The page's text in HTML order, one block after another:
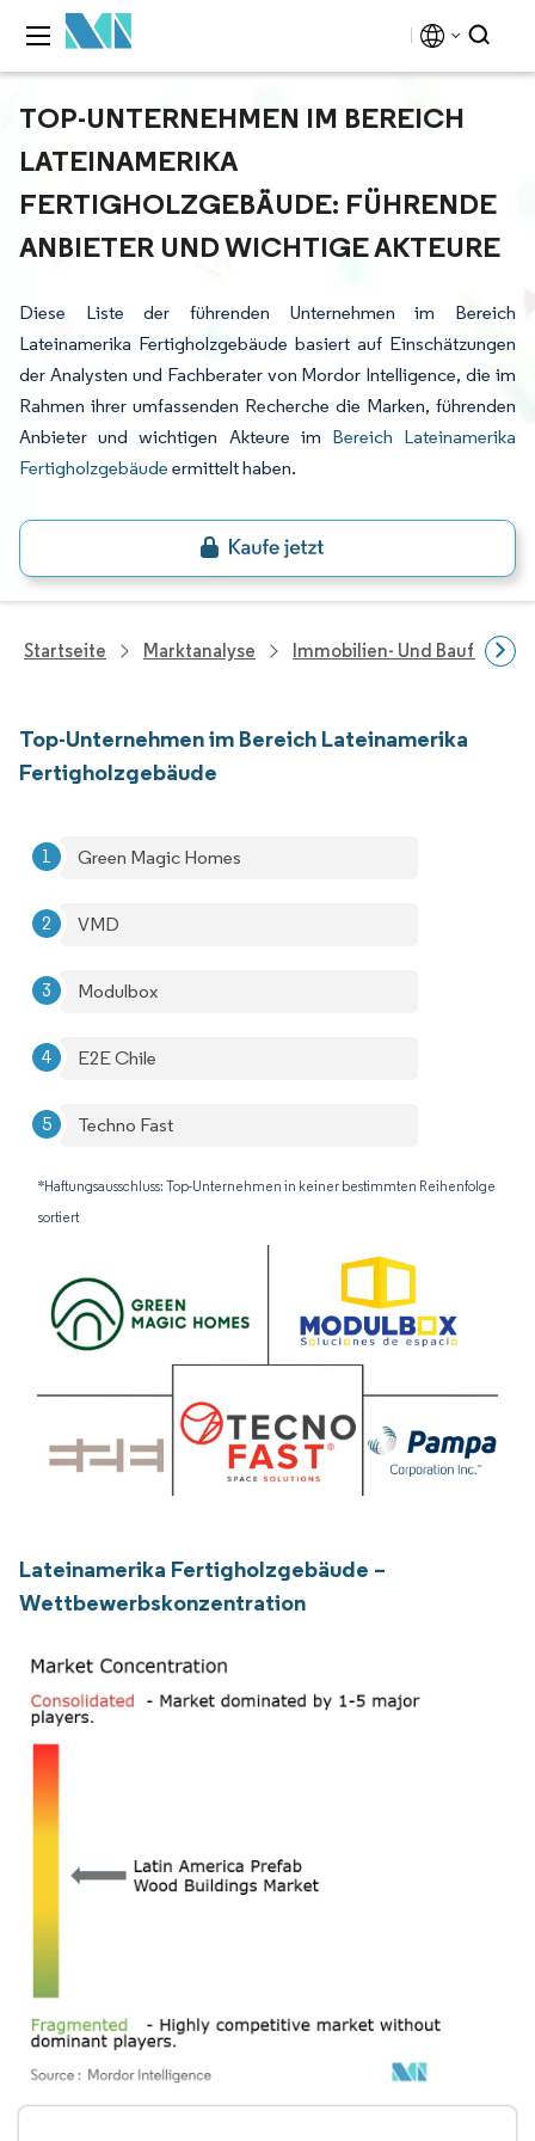
TOP-UNTERNEHMEN IM BEREICH
LATEINAMERIKA
FERTIGHOLZGEBÄUDE: FÜHRENDE
ANBIETER UND WICHTIGE AKTEURE
Diese Liste der führenden Unternehmen im Bereich
Lateinamerika Fertigholzgebäude basiert auf Einschätzungen
der Analysten und Fachberater von Mordor Intelligence, die im
Rahmen ihrer umfassenden Recherche die Marken, führenden
Anbieter und wichtigen Akteure im Bereich Lateinamerika
Fertigholzgebäude ermittelt haben.
Startseite Marktanalyse Immobilien- Und
Top-Unternehmen im Bereich Lateinamerika
Fertigholzgebäude
Green Magic Homes
VMD
Modulbox
E2E Chile
Techno Fast
*Haftungsausschluss: Top-Unternehmen in keiner bestimmten Reihenfolge
sortiert
Lateinamerika Fertigholzgebäude –
Wettbewerbskonzentration